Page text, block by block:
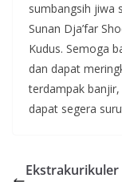
sumbangsih jiwa
Sunan Dja’far
Kudus. Semoga
dan dapat
terdampak
dapat segera
Ekstrakurikuler